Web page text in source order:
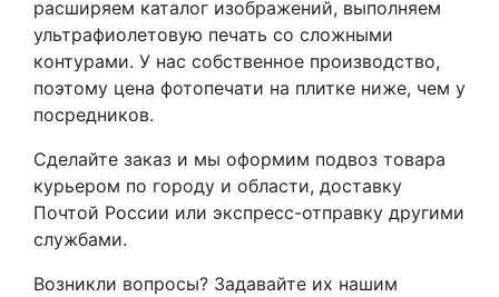
расширяем каталог изображений, выполняем
ультрафиолетовую печать со сложными
контурами. У нас собственное производство,
поэтому цена фотопечати на плитке ниже, чем у
посредников.
Сделайте заказ и мы оформим подвоз товара
курьером по городу и области, доставку
Почтой России или экспресс-отправку другими
службами.
Возникли вопросы? Задавайте их нашим